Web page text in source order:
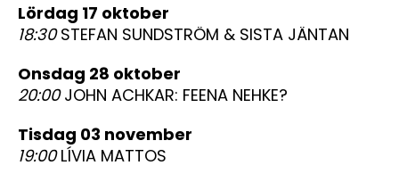
lördag 17 oktober
18:30STEFAN SUNDSTRÖM & SISTA JÄNTAN
onsdag 28 oktober
20:00JOHN ACHKAR: FEENA NEHKE?
tisdag 03 november
19:00LÍVIA MATTOS